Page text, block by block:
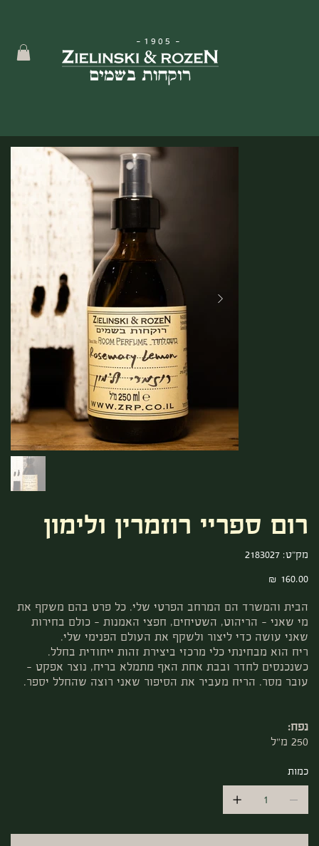
- 1905 -
רום ספריי רוזמרין ולימון
מק"ט:
מק"ט
2183027
מחיר
הבית והמשרד הם המרחב הפרטי שלי. כל פרט בהם משקף את
מי שאני – הריהוט, השטיחים, חפצי האמנות – כולם בחירות
שאני עושה כדי ליצור ולשקף את העולם הפנימי שלי.
ריח הוא מבחינתי כלי מרכזי ביצירת זהות ייחודית בחלל.
כשנכנסים לחדר ובבת אחת האף מתמלא בריח, נוצר אפקט –
עובר מסר. הריח מעביר את הסיפור שאני רוצה שהחלל יספר.
נפח:
250 מ"ל
כמות